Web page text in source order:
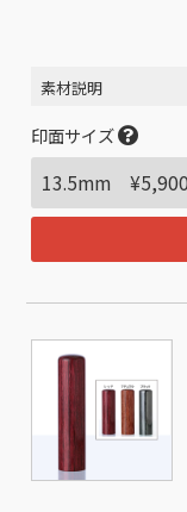
素材説明
印面サイズ